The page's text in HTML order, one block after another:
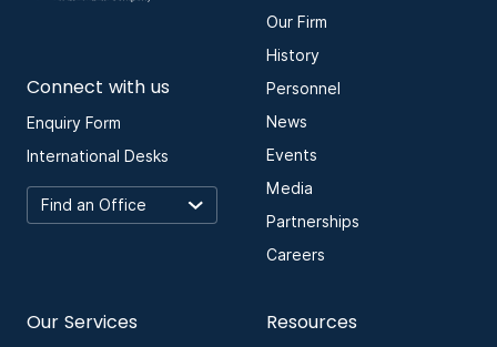
Connect with us
Enquiry Form
International Desks
Our Firm
History
Personnel
News
Events
Media
Partnerships
Careers
Our Services Resources